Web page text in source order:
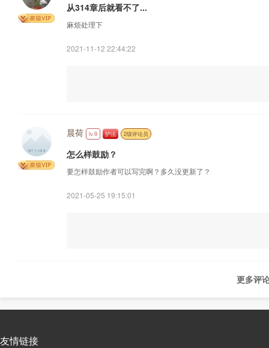
从314章后就看不了...
麻烦处理下
2021-11-12 22:44:22
晨荷 lv.9 护法 2级评论员
怎么样鼓励？
要怎样鼓励作者可以写完啊？多久没更新了？
2021-05-25 19:15:01
更多评
友情链接